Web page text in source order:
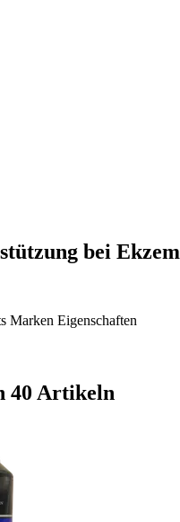
bei Ekzem
Marken Eigenschaften
40 Artikeln